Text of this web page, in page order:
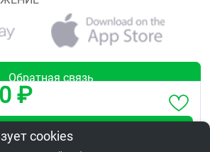
₽
по адресу ул. 10 лет Октября, 92
Обратная связь
cookies